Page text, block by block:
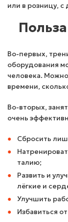
или в розницу,
Во-первых,
оборудования
человека.
времени,
Во-вторых,
очень
Сбросить
талию;
Развить и
лёгкие и
Улучшить
Избавиться